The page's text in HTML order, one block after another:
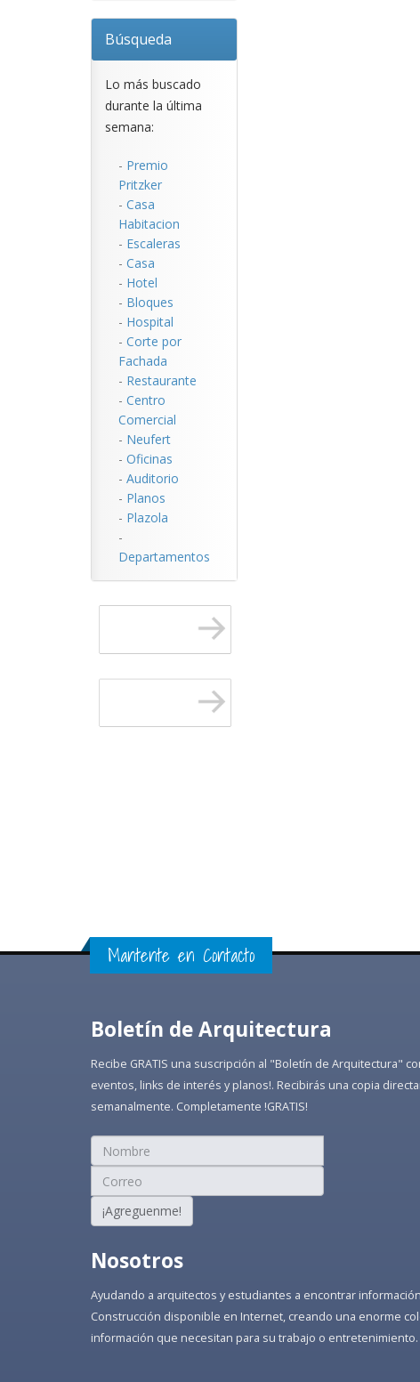
Búsqueda
Lo más buscado
durante la última
semana:
- Premio
Pritzker
- Casa
Habitacion
- Escaleras
- Casa
- Hotel
- Bloques
- Hospital
- Corte por
Fachada
- Restaurante
- Centro
Comercial
- Neufert
- Oficinas
- Auditorio
- Planos
- Plazola
-
Departamentos
Mantente en Contacto
Boletín de Arquitectura
Recibe GRATIS una suscripción al "Boletín de Arquitectura"
eventos, links de interés y planos!. Recibirás una copia
semanalmente. Completamente !GRATIS!
¡Agreguenme!
Nosotros
Ayudando a arquitectos y estudiantes a encontrar
Construcción disponible en Internet, creando una enorme
información que necesitan para su trabajo o entretenimiento.